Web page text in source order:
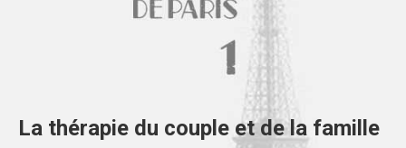
La thérapie du couple et de la famille